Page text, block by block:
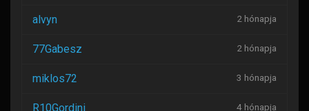
alvyn 2 hónapja
77Gabesz 2 hónapja
miklos72 3 hónapja
R10Gordini 4 hónapja